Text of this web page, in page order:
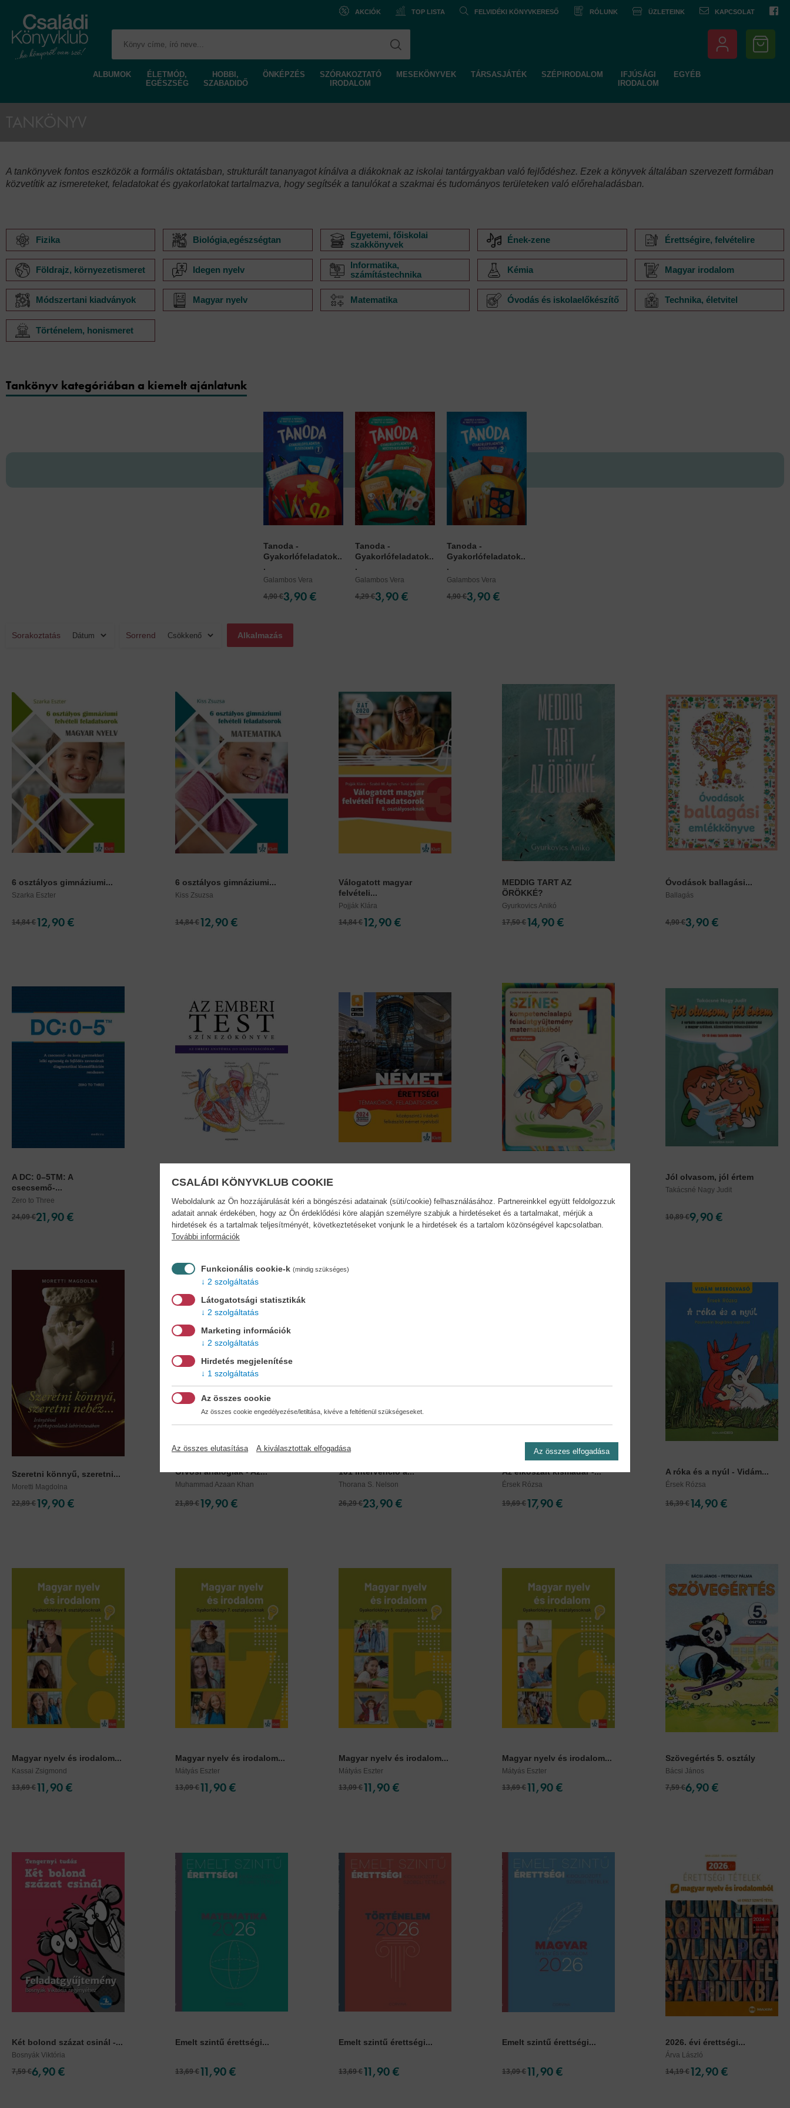
AKCIÓK TOP LISTA FELVIDÉKI KÖNYVKERESŐ RÓLUNK ÜZLETEINK KAPCSOLAT
ALBUMOK
ÉLETMÓD,
EGÉSZSÉG
HOBBI,
SZABADIDŐ
ÖNKÉPZÉS
SZÓRAKOZTATÓ
IRODALOM
MESEKÖNYVEK TÁRSASJÁTÉK SZÉPIRODALOM
IFJÚSÁGI
IRODALOM
EGYÉB
A tankönyvek fontos eszközök a formális oktatásban, strukturált tananyagot kínálva a diákoknak az iskolai tantárgyakban való fejlődéshez. Ezek a könyvek általában szervezett formában
közvetítik az ismereteket, feladatokat és gyakorlatokat tartalmazva, hogy segítsék a tanulókat a szakmai és tudományos területeken való előrehaladásban.
Fizika Biológia,egészségtan
Egyetemi, főiskolai
szakkönyvek
Ének-zene Érettségire, felvételire
Földrajz, környezetismeret Idegen nyelv
Informatika,
számítástechnika
Kémia Magyar irodalom
Módszertani kiadványok Magyar nyelv Matematika Óvodás és iskolaelőkészítő Technika, életvitel
Történelem, honismeret
Tankönyv kategóriában a kiemelt ajánlatunk
Tanoda -
Gyakorlófeladatok..
.
Galambos Vera
4,90 €3,90 €
Tanoda -
Gyakorlófeladatok..
.
Galambos Vera
4,29 €3,90 €
Tanoda -
Gyakorlófeladatok..
.
Galambos Vera
4,90 €3,90 €
Sorakoztatás Sorrend
6 osztályos gimnáziumi...
Szarka Eszter
14,84 €12,90 €
6 osztályos gimnáziumi...
Kiss Zsuzsa
14,84 €12,90 €
Válogatott magyar
felvételi...
Pojják Klára
14,84 €12,90 €
MEDDIG TART AZ
ÖRÖKKÉ?
Gyurkovics Anikó
17,50 €14,90 €
Óvodások ballagási...
Ballagás
4,90 €3,90 €
A DC: 0–5TM: A
csecsemő-...
Zero to Three
24,09 €21,90 €
Az emberi test...
34,39 €29,90 € 24,04 €20,90 € 11,39 €9,90 €
Jól olvasom, jól értem
Takácsné Nagy Judit
10,89 €9,90 €
Szeretni könnyű, szeretni...
Moretti Magdolna
22,89 €19,90 €
Orvosi analógiák - Az...
Muhammad Azaan Khan
21,89 €19,90 €
101 intervenció a...
Thorana S. Nelson
26,29 €23,90 €
Az elkószált kismadár -...
Érsek Rózsa
19,69 €17,90 €
A róka és a nyúl - Vidám...
Érsek Rózsa
16,39 €14,90 €
Magyar nyelv és irodalom...
Kassai Zsigmond
13,69 €11,90 €
Magyar nyelv és irodalom...
Mátyás Eszter
13,09 €11,90 €
Magyar nyelv és irodalom...
Mátyás Eszter
13,09 €11,90 €
Magyar nyelv és irodalom...
Mátyás Eszter
13,69 €11,90 €
Szövegértés 5. osztály
Bácsi János
7,59 €6,90 €
Két bolond százat csinál -...
Bosnyák Viktória
7,59 €6,90 €
Emelt szintű érettségi...
13,69 €11,90 €
Emelt szintű érettségi...
13,69 €11,90 €
Emelt szintű érettségi...
13,09 €11,90 €
2026. évi érettségi...
Árva László
14,19 €12,90 €
CSALÁDI KÖNYVKLUB COOKIE
Weboldalunk az Ön hozzájárulását kéri a böngészési adatainak (süti/cookie) felhasználásához. Partnereinkkel együtt feldolgozzuk
adatait annak érdekében, hogy az Ön érdeklődési köre alapján személyre szabjuk a hirdetéseket és a tartalmakat, mérjük a
hirdetések és a tartalmak teljesítményét, következtetéseket vonjunk le a hirdetések és a tartalom közönségével kapcsolatban.
További információk
Funkcionális cookie-k (mindig szükséges)
2 szolgáltatás
Látogatotsági statisztikák
2 szolgáltatás
Marketing információk
2 szolgáltatás
Hirdetés megjelenítése
1 szolgáltatás
Az összes cookie
Az összes cookie engedélyezése/letiltása, kivéve a feltétlenül szükségeseket.
Az összes elutasítása A kiválasztottak elfogadása Az összes elfogadása